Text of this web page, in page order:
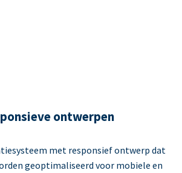
ontwerpen
met responsief ontwerp dat
geoptimaliseerd voor mobiele en